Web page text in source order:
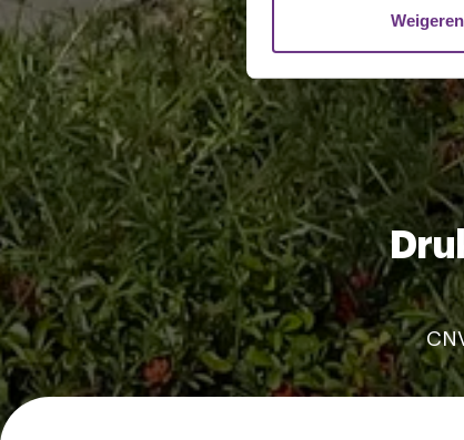
media, adverteren en
U kunt uw
cookie-
Weigeren